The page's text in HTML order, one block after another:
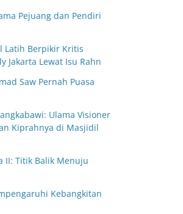
Pejuang dan Pendiri
Latih Berpikir Kritis
Jakarta Lewat Isu Rahn
Saw Pernah Puasa
Ulama Visioner
Kiprahnya di Masjidil
II: Titik Balik Menuju
Kebangkitan